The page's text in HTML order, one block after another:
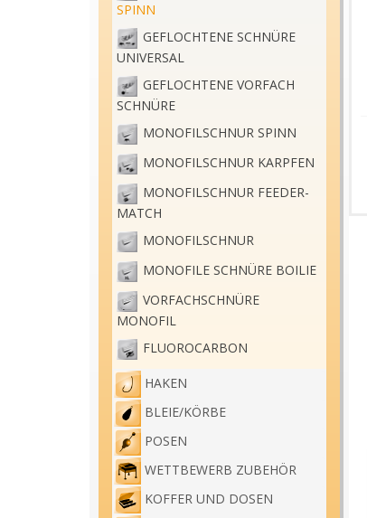
SPINN
GEFLOCHTENE SCHNÜRE
UNIVERSAL
GEFLOCHTENE VORFACH
SCHNÜRE
MONOFILSCHNUR SPINN
MONOFILSCHNUR KARPFEN
MONOFILSCHNUR FEEDER-
MATCH
MONOFILSCHNUR
MONOFILE SCHNÜRE BOILIE
VORFACHSCHNÜRE
MONOFIL
FLUOROCARBON
HAKEN
BLEIE/KÖRBE
POSEN
WETTBEWERB ZUBEHÖR
KOFFER UND DOSEN